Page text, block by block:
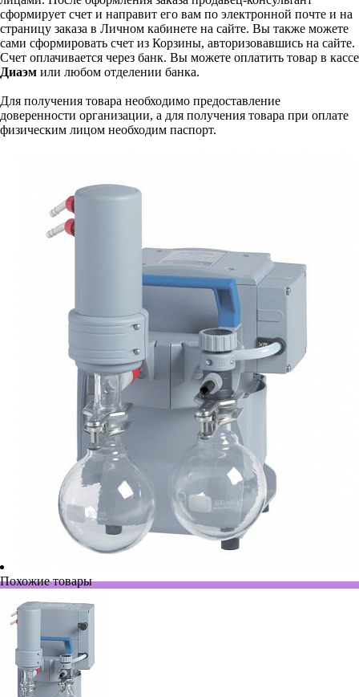
сформирует счет и направит его вам по электронной почте и на
страницу заказа в Личном кабинете на сайте. Вы также можете
сами сформировать счет из Корзины, авторизовавшись на сайте.
Счет оплачивается через банк. Вы можете оплатить товар в кассе
Диаэм или любом отделении банка.
Для получения товара необходимо предоставление
доверенности организации, а для получения товара при оплате
физическим лицом необходим паспорт.
Похожие товары